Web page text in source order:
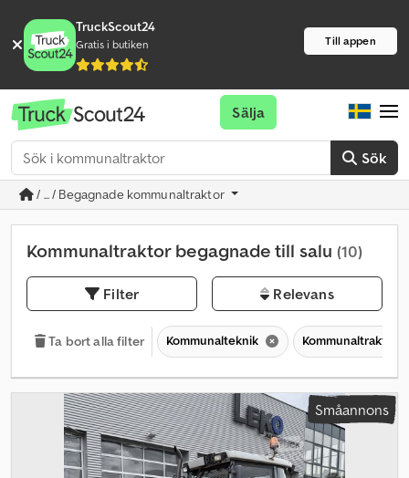
TruckScout24
Gratis i butiken Till appen
Sök
Sälja
/ ... / Begagnade kommunaltraktor
Kommunaltraktor begagnade till salu (10)
Filter Relevans
Ta bort alla filter Kommunalteknik Kommunaltraktor
Småannons